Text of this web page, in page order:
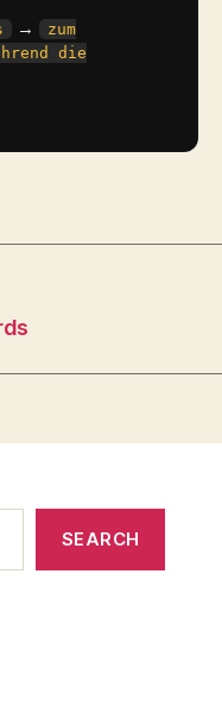
→
zum
die
SEARCH